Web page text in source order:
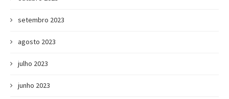
setembro 2023
agosto 2023
julho 2023
junho 2023